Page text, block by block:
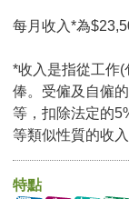
每月收入*為
*收入是指從工作
俸。受僱及自僱
等，扣除法定的
等類似性質的收
特點